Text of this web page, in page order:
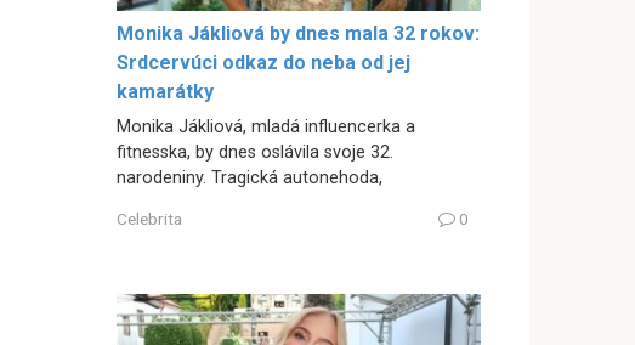
Monika Jákliová by dnes mala 32 rokov:
Srdcervúci odkaz do neba od jej
kamarátky
Monika Jákliová, mladá influencerka a
fitnesska, by dnes oslávila svoje 32.
narodeniny. Tragická autonehoda,
Celebrita 0